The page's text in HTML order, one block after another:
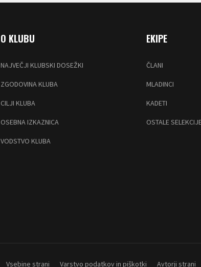
O KLUBU
NAJVEČJI KLUBSKI DOSEŽKI
ZGODOVINA KLUBA
CILJI KLUBA
OSEBNA IZKAZNICA
VODSTVO KLUBA
EKIPE
ČLANI
MLADINCI
KADETI
OSTALE
Vsebine strani Varstvo podatkov in piškotki Avtorji strani